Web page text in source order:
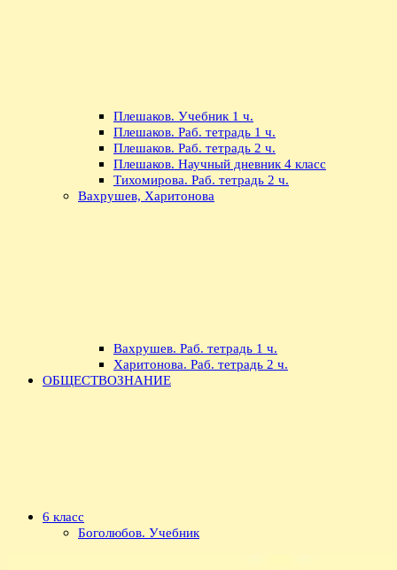
Плешаков. Учебник 1 ч.
Плешаков. Раб. тетрадь 1 ч.
Плешаков. Раб. тетрадь 2 ч.
Плешаков. Научный дневник 4 класс
Тихомирова. Раб. тетрадь 2 ч.
Вахрушев, Харитонова
Вахрушев. Раб. тетрадь 1 ч.
Харитонова. Раб. тетрадь 2 ч.
ОБЩЕСТВОЗНАНИЕ
6 класс
Боголюбов. Учебник